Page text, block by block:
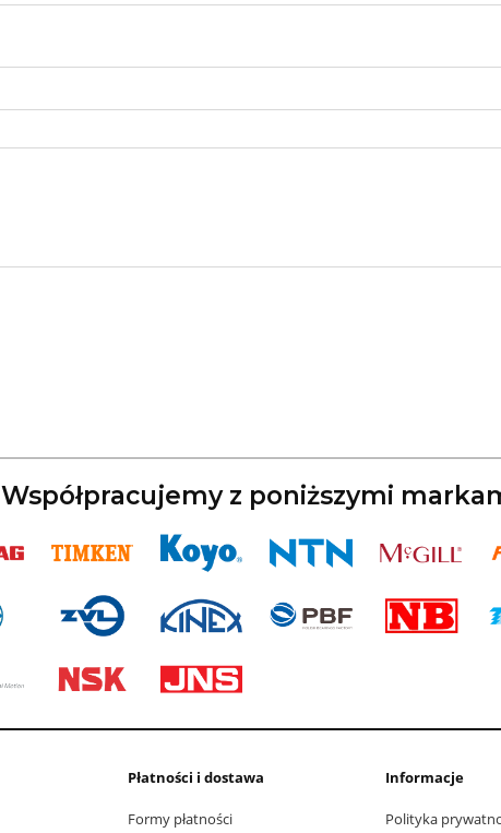
Współpracujemy z poniższymi
Płatności i dostawa
Formy płatności
Informacje
Polityka